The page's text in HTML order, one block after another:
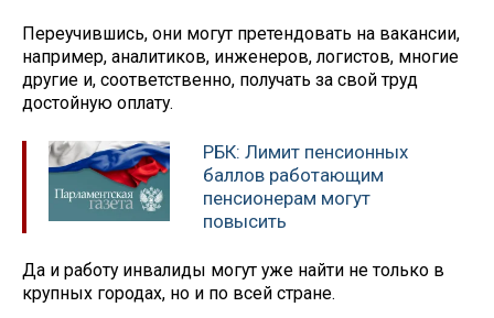
Переучившись, они могут претендовать на вакансии,
например, аналитиков, инженеров, логистов, многие
другие и, соответственно, получать за свой труд
достойную оплату.
РБК: Лимит пенсионных
баллов работающим
пенсионерам могут
повысить
Да и работу инвалиды могут уже найти не только в
крупных городах, но и по всей стране.